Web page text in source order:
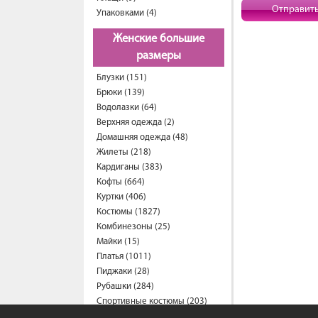
Упаковками (4)
Женские большие
размеры
Блузки (151)
Брюки (139)
Водолазки (64)
Верхняя одежда (2)
Домашняя одежда (48)
Жилеты (218)
Кардиганы (383)
Кофты (664)
Куртки (406)
Костюмы (1827)
Комбинезоны (25)
Майки (15)
Платья (1011)
Пиджаки (28)
Рубашки (284)
Спортивные костюмы (203)